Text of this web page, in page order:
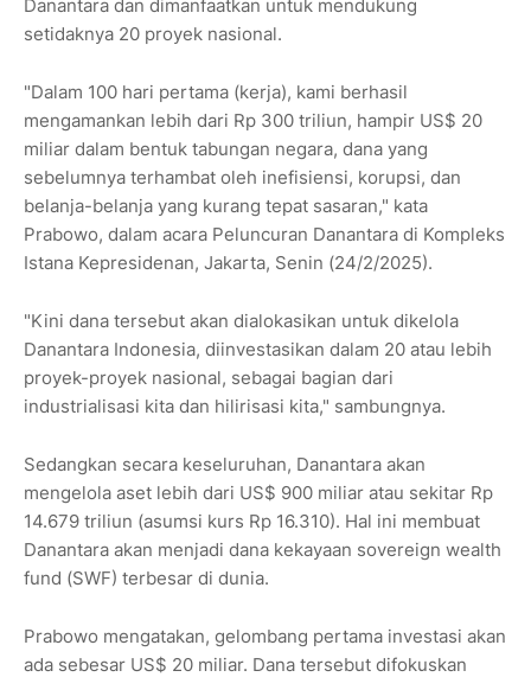
Danantara dan dimanfaatkan untuk mendukung
setidaknya 20 proyek nasional.
"Dalam 100 hari pertama (kerja), kami berhasil
mengamankan lebih dari Rp 300 triliun, hampir US$ 20
miliar dalam bentuk tabungan negara, dana yang
sebelumnya terhambat oleh inefisiensi, korupsi, dan
belanja-belanja yang kurang tepat sasaran," kata
Prabowo, dalam acara Peluncuran Danantara di Kompleks
Istana Kepresidenan, Jakarta, Senin (24/2/2025).
"Kini dana tersebut akan dialokasikan untuk dikelola
Danantara Indonesia, diinvestasikan dalam 20 atau lebih
proyek-proyek nasional, sebagai bagian dari
industrialisasi kita dan hilirisasi kita," sambungnya.
Sedangkan secara keseluruhan, Danantara akan
mengelola aset lebih dari US$ 900 miliar atau sekitar Rp
14.679 triliun (asumsi kurs Rp 16.310). Hal ini membuat
Danantara akan menjadi dana kekayaan sovereign wealth
fund (SWF) terbesar di dunia.
Prabowo mengatakan, gelombang pertama investasi akan
ada sebesar US$ 20 miliar. Dana tersebut difokuskan